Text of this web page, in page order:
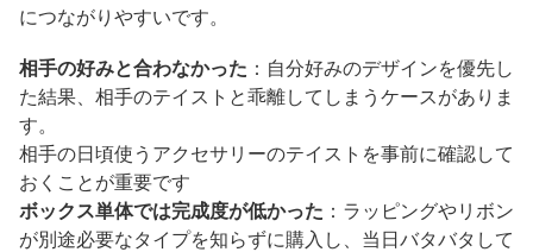
につながりやすいです。
相手の好みと合わなかった ：自分好みのデザインを優先し
た結果、相手のテイストと乖離してしまうケースがありま
す。
相手の日頃使うアクセサリーのテイストを事前に確認して
おくことが重要です
ボックス単体では完成度が低かった ：ラッピングやリボン
が別途必要なタイプを知らずに購入し、当日バタバタして